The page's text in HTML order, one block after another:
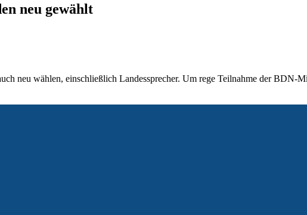
neu gewählt
neu wählen, einschließlich Landessprecher. Um rege Teilnahme der BDN-